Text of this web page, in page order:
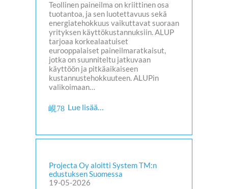
Teollinen paineilma on kriittinen osa
tuotantoa, ja sen luotettavuus sekä
energiatehokkuus vaikuttavat suoraan
yrityksen käyttökustannuksiin. ALUP
tarjoaa korkealaatuiset
eurooppalaiset paineilmaratkaisut,
jotka on suunniteltu jatkuvaan
käyttöön ja pitkäaikaiseen
kustannustehokkuuteen. ALUPin
valikoimaan…
Lue lisää…
Projecta Oy aloitti System TM:n
edustuksen Suomessa
19-05-2026